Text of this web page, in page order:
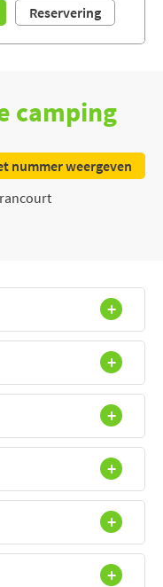
Reservering
camping
nummer weergeven